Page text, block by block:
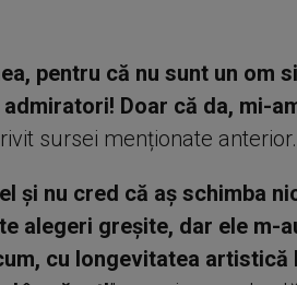
pentru că nu sunt un om
Doar că da, mi-
sursei menționate anterior.
și nu cred că aș schimba
alegeri greșite, dar ele m-
cu longevitatea artistică